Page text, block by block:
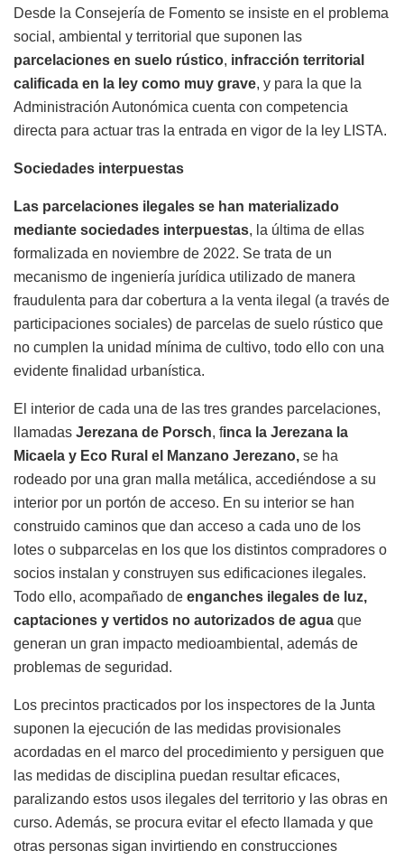
Desde la Consejería de Fomento se insiste en el problema
social, ambiental y territorial que suponen las
parcelaciones en suelo rústico, infracción territorial
calificada en la ley como muy grave, y para la que la
Administración Autonómica cuenta con competencia
directa para actuar tras la entrada en vigor de la ley LISTA.
Sociedades interpuestas
Las parcelaciones ilegales se han materializado
mediante sociedades interpuestas, la última de ellas
formalizada en noviembre de 2022. Se trata de un
mecanismo de ingeniería jurídica utilizado de manera
fraudulenta para dar cobertura a la venta ilegal (a través de
participaciones sociales) de parcelas de suelo rústico que
no cumplen la unidad mínima de cultivo, todo ello con una
evidente finalidad urbanística.
El interior de cada una de las tres grandes parcelaciones,
llamadas Jerezana de Porsch, finca la Jerezana la
Micaela y Eco Rural el Manzano Jerezano, se ha
rodeado por una gran malla metálica, accediéndose a su
interior por un portón de acceso. En su interior se han
construido caminos que dan acceso a cada uno de los
lotes o subparcelas en los que los distintos compradores o
socios instalan y construyen sus edificaciones ilegales.
Todo ello, acompañado de enganches ilegales de luz,
captaciones y vertidos no autorizados de agua que
generan un gran impacto medioambiental, además de
problemas de seguridad.
Los precintos practicados por los inspectores de la Junta
suponen la ejecución de las medidas provisionales
acordadas en el marco del procedimiento y persiguen que
las medidas de disciplina puedan resultar eficaces,
paralizando estos usos ilegales del territorio y las obras en
curso. Además, se procura evitar el efecto llamada y que
otras personas sigan invirtiendo en construcciones